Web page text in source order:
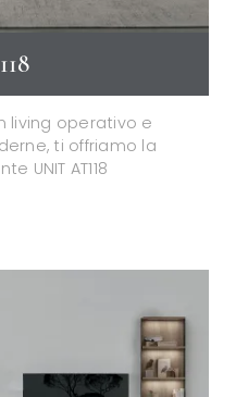
living operativo e
ti offriamo la
UNIT AT118